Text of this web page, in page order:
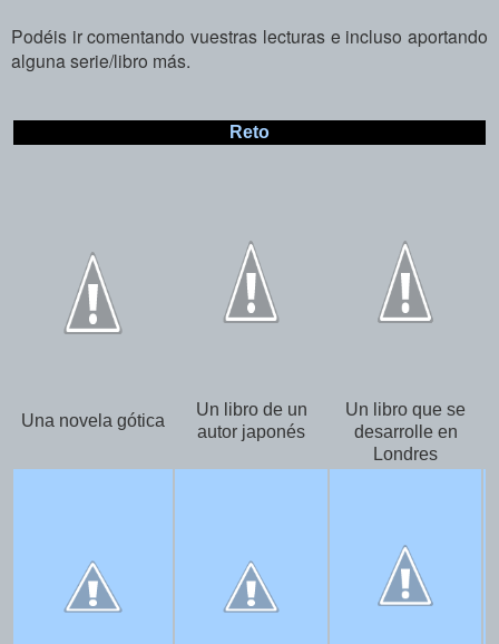
Podéis ir comentando vuestras lecturas e incluso aportando
alguna serie/libro más.
Reto
Una novela gótica
Un libro de un
autor japonés
Un libro que se
desarrolle en
Londres